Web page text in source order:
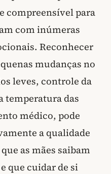
compreensível para
com inúmeras
Reconhecer
mudanças no
leves, controle da
temperatura das
médico, pode
a qualidade
as mães saibam
que cuidar de si